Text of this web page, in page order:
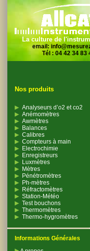
La culture de
email:
Tél : 04 42 34 83
Nos produits
Analyseurs d’o2 et co2
Anémomètres
Awmètres
Balances
Calibres
Compteurs à main
Electrochimie
Enregistreurs
Luxmètres
Mètres
Pénétromètres
Ph-mètres
Réfractomètres
Station-Météo
Test bouchons
Thermomètres
Thermo-hygromètres
Informations Générales